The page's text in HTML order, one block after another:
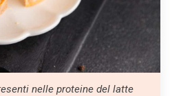
nelle proteine del latte